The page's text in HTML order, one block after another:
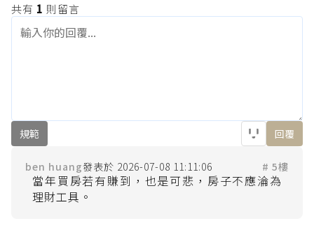
共有 1 則留言
規範 回覆
ben huang 2026-07-08 11:11:06 # 5樓
當年買房若有賺到，也是可悲，房子不應淪為